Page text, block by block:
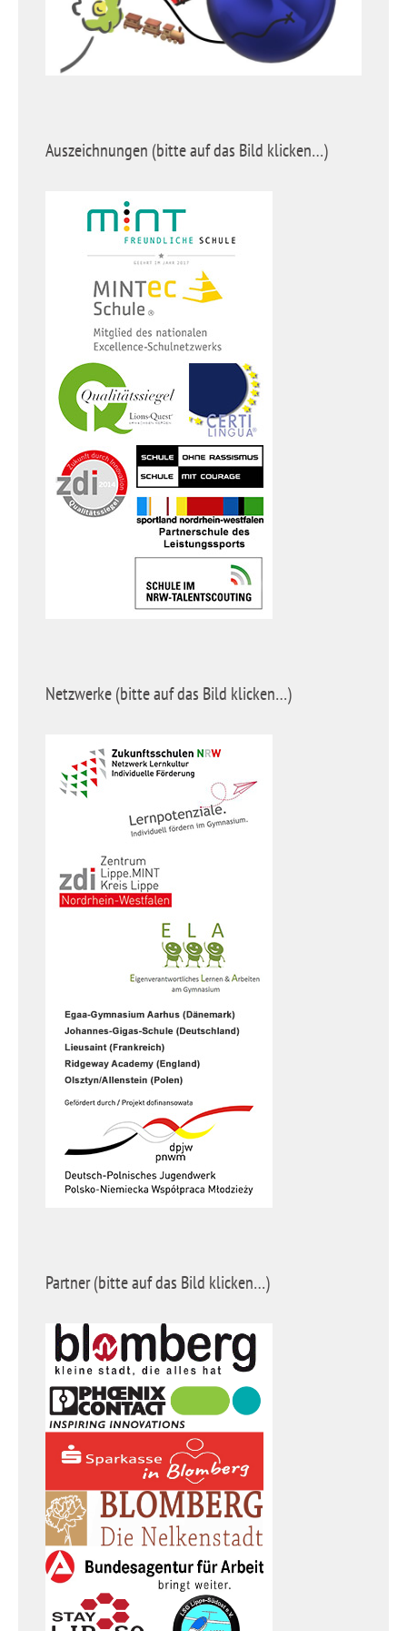
Auszeichnungen (bitte auf das Bild klicken…)
Netzwerke (bitte auf das Bild klicken…)
Partner (bitte auf das Bild klicken…)